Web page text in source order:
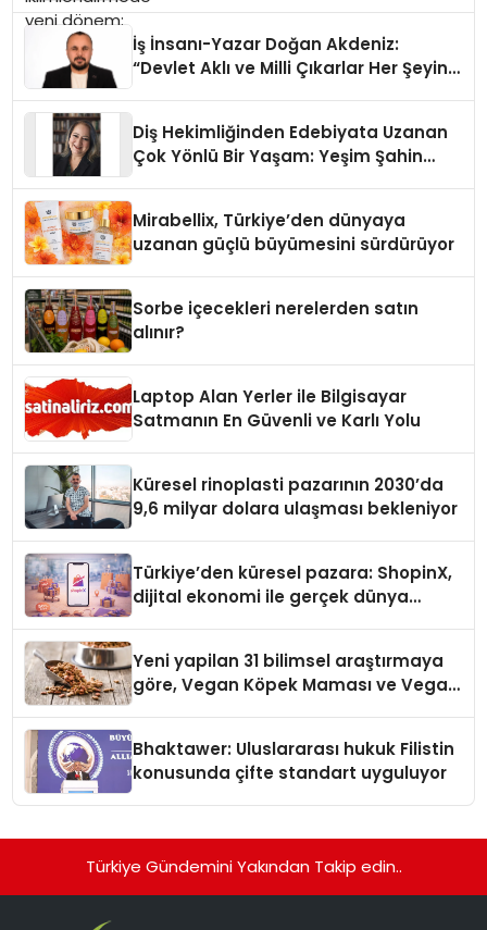
İş İnsanı-Yazar Doğan Akdeniz:
“Devlet Aklı ve Milli Çıkarlar Her Şeyin
Diş Hekimliğinden Edebiyata Uzanan
Çok Yönlü Bir Yaşam: Yeşim Şahin
Mirabellix, Türkiye’den dünyaya
uzanan güçlü büyümesini sürdürüyor
Sorbe içecekleri nerelerden satın
alınır?
Laptop Alan Yerler ile Bilgisayar
Satmanın En Güvenli ve Karlı Yolu
Küresel rinoplasti pazarının 2030’da
9,6 milyar dolara ulaşması bekleniyor
Türkiye’den küresel pazara: ShopinX,
dijital ekonomi ile gerçek dünya
Yeni yapilan 31 bilimsel araştırmaya
göre, Vegan Köpek Maması ve Vegan
Bhaktawer: Uluslararası hukuk Filistin
konusunda çifte standart uyguluyor
Türkiye Gündemini Yakından Takip edin..